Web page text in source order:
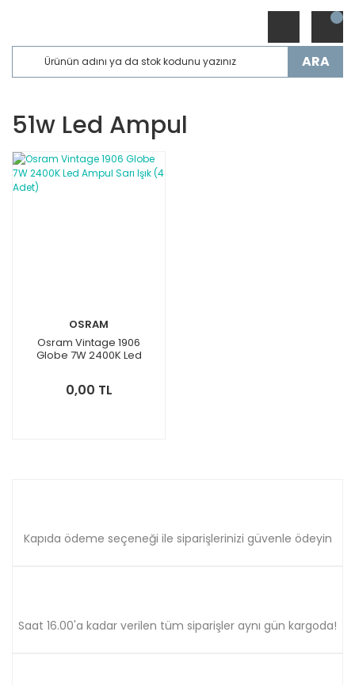
ARA
51w Led Ampul
OSRAM
Osram Vintage 1906
Globe 7W 2400K Led
0,00 TL
Kapıda ödeme seçeneği ile siparişlerinizi güvenle ödeyin
Saat 16.00'a kadar verilen tüm siparişler aynı gün kargoda!